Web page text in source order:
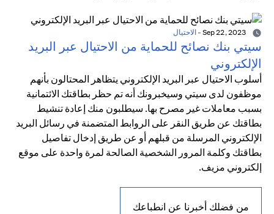
- الاحتيال
سيتي بنك نصائح للحماية من الاحتيال عبر البريد
الإلكتروني
أسلوب الاحتيال عبر البريد الإلكتروني يتظاهر المحتالون بأنهم
موظفون لدى سيتي وسيخبرونك أنه تم حظر بطاقتك الائتمانية
بسبب معاملات غير مصرح بها. سيطلبون منك إعادة تنشيط
بطاقتك عن طريق النقر على الروابط المتضمنة في رسائل البريد
الإلكتروني المرسلة من قبلهم أو عن طريق إدخال تفاصيل
بطاقتك وكلمة المرور الشخصية الصالحة لمرة واحدة على موقع
إلكتروني مزيف.
من فضلك أخبرنا عن انطباعك